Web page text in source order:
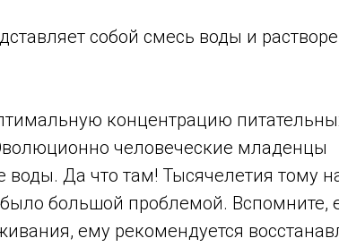
собой смесь воды и
концентрацию
человеческие младенцы
воды. Да что там! Тысячелетия тому
большой проблемой. Вспомните,
ему рекомендуется